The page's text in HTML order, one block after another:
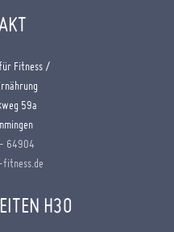
Fitness /
59a
64904
H3O